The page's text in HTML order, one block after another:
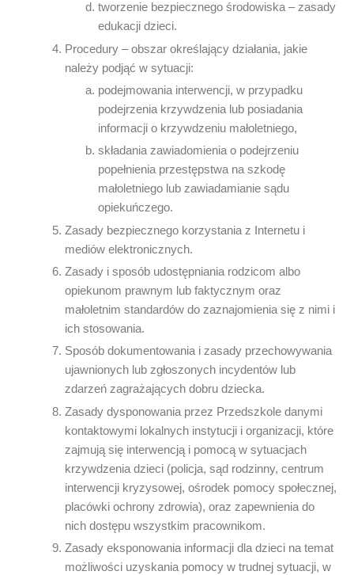
tworzenie bezpiecznego środowiska – zasady
edukacji dzieci.
Procedury – obszar określający działania, jakie
należy podjąć w sytuacji:
podejmowania interwencji, w przypadku
podejrzenia krzywdzenia lub posiadania
informacji o krzywdzeniu małoletniego,
składania zawiadomienia o podejrzeniu
popełnienia przestępstwa na szkodę
małoletniego lub zawiadamianie sądu
opiekuńczego.
Zasady bezpiecznego korzystania z Internetu i
mediów elektronicznych.
Zasady i sposób udostępniania rodzicom albo
opiekunom prawnym lub faktycznym oraz
małoletnim standardów do zaznajomienia się z nimi i
ich stosowania.
Sposób dokumentowania i zasady przechowywania
ujawnionych lub zgłoszonych incydentów lub
zdarzeń zagrażających dobru dziecka.
Zasady dysponowania przez Przedszkole danymi
kontaktowymi lokalnych instytucji i organizacji, które
zajmują się interwencją i pomocą w sytuacjach
krzywdzenia dzieci (policja, sąd rodzinny, centrum
interwencji kryzysowej, ośrodek pomocy społecznej,
placówki ochrony zdrowia), oraz zapewnienia do
nich dostępu wszystkim pracownikom.
Zasady eksponowania informacji dla dzieci na temat
możliwości uzyskania pomocy w trudnej sytuacji, w